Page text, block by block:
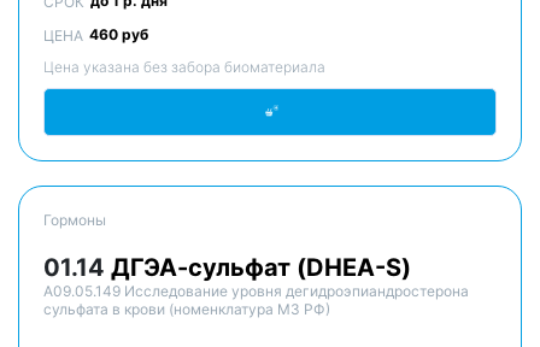
ЦЕНА 460 руб
Цена указана без забора биоматериала
Гормоны
01.14 ДГЭА-сульфат (DHEA-S)
A09.05.149 Исследование уровня дегидроэпиандростерона
сульфата в крови (номенклатура МЗ РФ)